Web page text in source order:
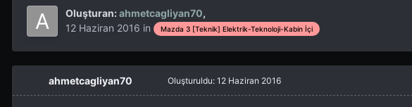
Oluşturan:ahmetcagliyan70,
12 Haziran 2016 in Mazda 3 [Teknik] Elektrik-Teknoloji-Kabin İçi
ahmetcagliyan70 Oluşturuldu: 12 Haziran 2016